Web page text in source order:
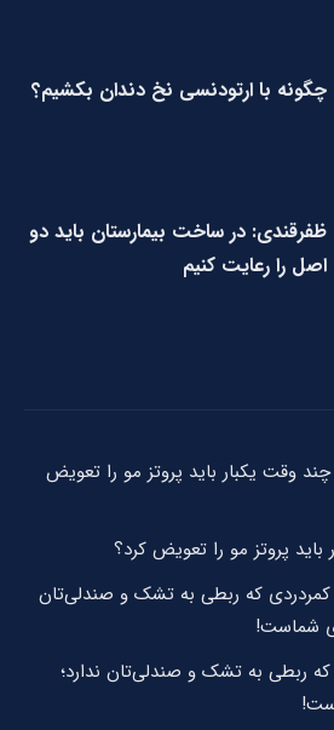
چگونه با ارتودنسی نخ دندان بکشیم؟
ظفرقندی: در ساخت بیمارستان باید دو
اصل را رعایت کنیم
چند وقت یکبار باید پروتز مو را تعویض
پروتز مو را تعویض کرد؟
کمردردی که ربطی به تشک و صندلی‌تان
شماست!
ربطی به تشک و صندلی‌تان ندارد؛